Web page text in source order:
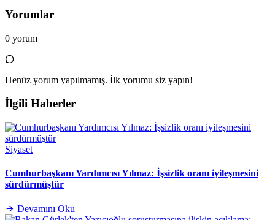
Yorumlar
0 yorum
Henüz yorum yapılmamış. İlk yorumu siz yapın!
İlgili Haberler
Siyaset
Cumhurbaşkanı Yardımcısı Yılmaz: İşsizlik oranı iyileşmesini
sürdürmüştür
Devamını Oku